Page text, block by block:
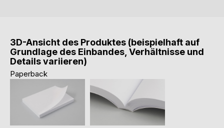
3D-Ansicht des Produktes (beispielhaft auf
Grundlage des Einbandes, Verhältnisse und
Details variieren)
Paperback